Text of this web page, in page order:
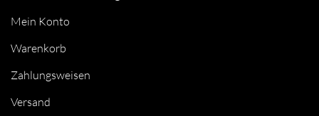
Mein Konto
Warenkorb
Zahlungsweisen
Versand